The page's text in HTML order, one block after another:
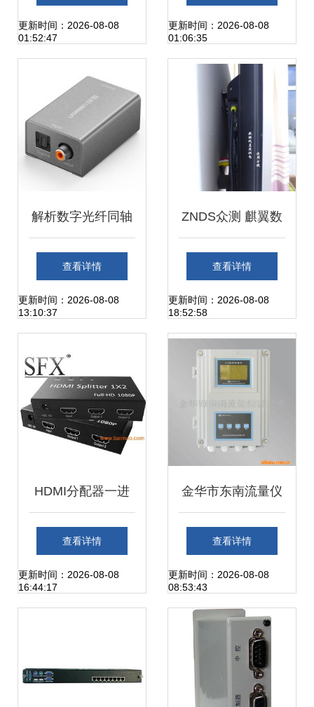
4K高清分屏体验
更新时间：2026-08-08
01:52:47
出切换器使用体验
与解析
更新时间：2026-08-08
01:06:35
解析数字光纤同轴
信号转换为模拟音
频 技术与产品概览
查看详情
更新时间：2026-08-08
13:10:37
ZNDS众测 麒翼数
字音频转换器——
重现Hi-Fi听觉盛
宴，让老设备涅槃
重生
查看详情
更新时间：2026-08-08
18:52:58
HDMI分配器一进
二出 功能、厂家与
价格选购全指南
查看详情
更新时间：2026-08-08
16:44:17
金华市东南流量仪
表 转换器、切换器
及其他数码产品一
览
查看详情
更新时间：2026-08-08
08:53:43